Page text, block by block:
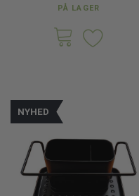
PÅ LAGER
NYHED